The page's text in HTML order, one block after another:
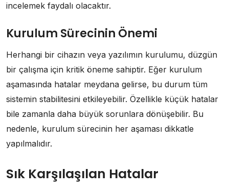
incelemek faydalı olacaktır.
Kurulum Sürecinin Önemi
Herhangi bir cihazın veya yazılımın kurulumu, düzgün
bir çalışma için kritik öneme sahiptir. Eğer kurulum
aşamasında hatalar meydana gelirse, bu durum tüm
sistemin stabilitesini etkileyebilir. Özellikle küçük hatalar
bile zamanla daha büyük sorunlara dönüşebilir. Bu
nedenle, kurulum sürecinin her aşaması dikkatle
yapılmalıdır.
Sık Karşılaşılan Hatalar